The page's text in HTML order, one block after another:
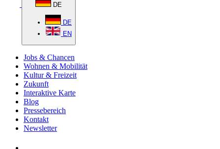
DE
DE
EN
Jobs & Chancen
Wohnen & Mobilität
Kultur & Freizeit
Zukunft
Interaktive Karte
Blog
Pressebereich
Kontakt
Newsletter